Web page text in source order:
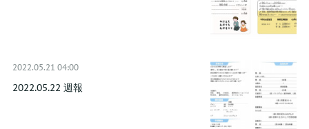
2022.05.21 04:00
2022.05.22 週報